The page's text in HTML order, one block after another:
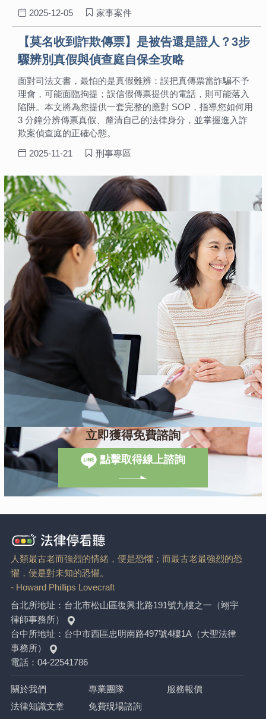
2025-12-05
家事案件
【莫名收到詐欺傳票】是被告還是證人？3步
驟辨別真假與偵查庭自保全攻略
面對司法文書，最怕的是真假難辨：誤把真傳票當詐騙不予
理會，可能面臨拘提；誤信假傳票提供的電話，則可能落入
陷阱。本文將為您提供一套完整的應對 SOP，指導您如何用
3 分鐘分辨傳票真假、釐清自己的法律身分，並掌握進入詐
欺案偵查庭的正確心態。
2025-11-21
刑事專區
立即獲得免費諮詢
點擊取得線上諮詢
人類最古老而強烈的情緒，便是恐懼；而最古老最強烈的恐
懼，便是對未知的恐懼。
- Howard Phillips Lovecraft
台北所地址： 台北市松山區復興北路191號九樓之一（翊宇
律師事務所）
台中所地址： 台中市西區忠明南路497號4樓1A（大聖法律
事務所）
電話： 04-22541786
關於我們 專業團隊
服務報價
法律知識文章
免費現場諮詢